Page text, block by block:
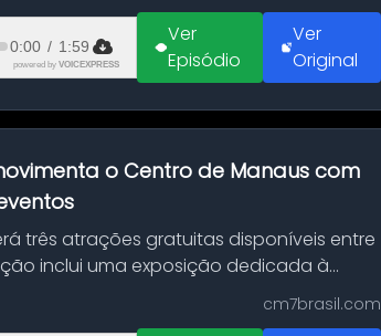
0:00 / 1:59
powered by VOICEXPRESS
Ver
Episódio
Ver
Original
o Centro de Manaus com
três atrações gratuitas disponíveis entre
inclui uma exposição dedicada à
cm7brasil.com